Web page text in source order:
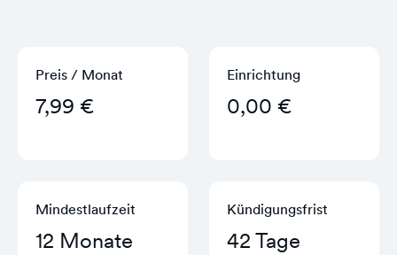
Preis / Monat
7,99 €
Einrichtung
0,00 €
Mindestlaufzeit
12 Monate
Kündigungs­frist
42 Tage